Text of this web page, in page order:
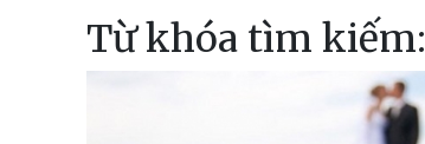
Từ khóa tìm kiếm: